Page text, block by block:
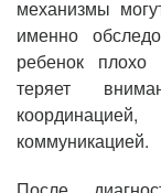
механизмы
именно
ребенок плохо
теряет
коммуникацией.